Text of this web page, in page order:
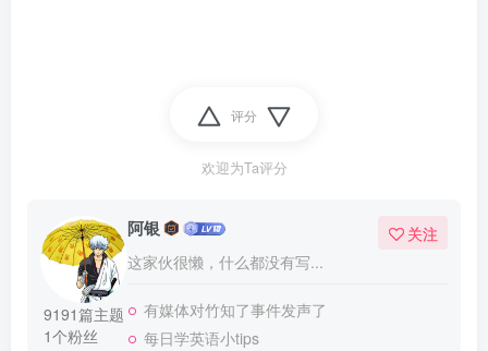
评分
欢迎为Ta评分
9191篇主题
1个粉丝
阿银
这家伙很懒，什么都没有写...
关注
有媒体对竹知了事件发声了
每日学英语小tips